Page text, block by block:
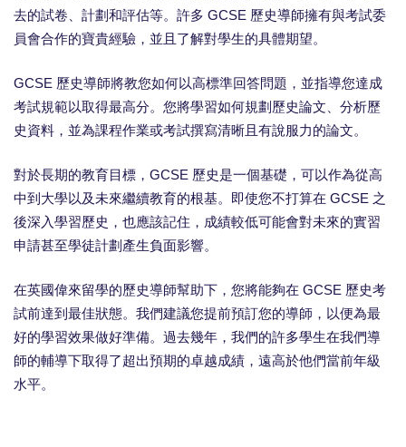
去的試卷、計劃和評估等。許多 GCSE 歷史導師擁有與考試委
員會合作的寶貴經驗，並且了解對學生的具體期望。
GCSE 歷史導師將教您如何以高標準回答問題，並指導您達成
考試規範以取得最高分。您將學習如何規劃歷史論文、分析歷
史資料，並為課程作業或考試撰寫清晰且有說服力的論文。
對於長期的教育目標，GCSE 歷史是一個基礎，可以作為從高
中到大學以及未來繼續教育的根基。即使您不打算在 GCSE 之
後深入學習歷史，也應該記住，成績較低可能會對未來的實習
申請甚至學徒計劃產生負面影響。
在英國偉來留學的歷史導師幫助下，您將能夠在 GCSE 歷史考
試前達到最佳狀態。我們建議您提前預訂您的導師，以便為最
好的學習效果做好準備。過去幾年，我們的許多學生在我們導
師的輔導下取得了超出預期的卓越成績，遠高於他們當前年級
水平。